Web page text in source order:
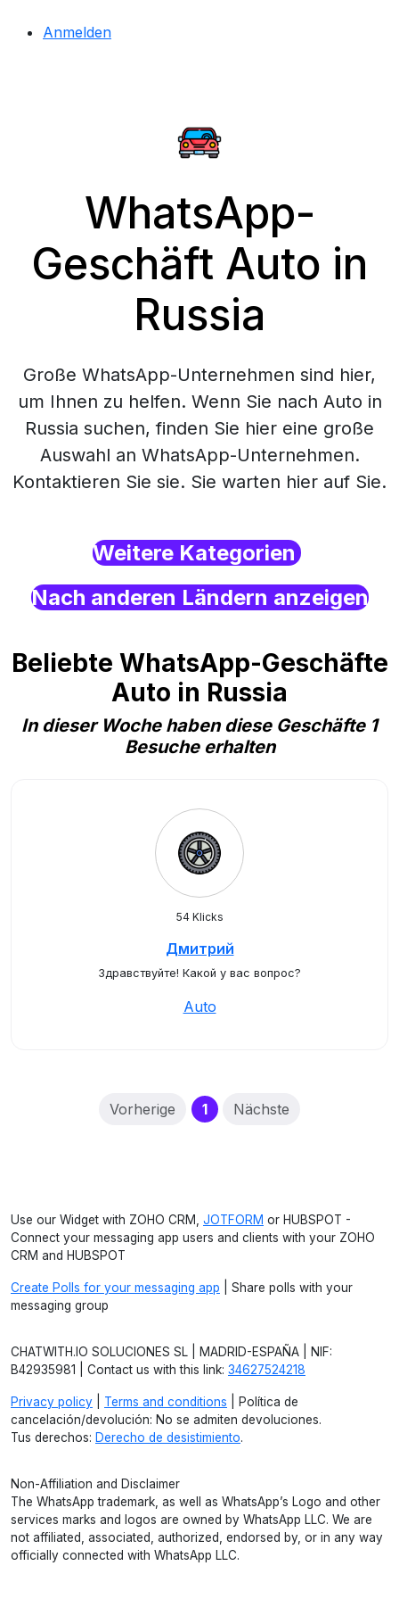
Anmelden
WhatsApp-
Geschäft Auto in
Russia
Große WhatsApp-Unternehmen sind hier,
um Ihnen zu helfen. Wenn Sie nach Auto in
Russia suchen, finden Sie hier eine große
Auswahl an WhatsApp-Unternehmen.
Kontaktieren Sie sie. Sie warten hier auf Sie.
Weitere Kategorien
Nach anderen Ländern anzeigen
Beliebte WhatsApp-Geschäfte
Auto in Russia
In dieser Woche haben diese Geschäfte 1
Besuche erhalten
54 Klicks
Дмитрий
Здравствуйте! Какой у вас вопрос?
Auto
Vorherige 1(current)
Nächste
Use our Widget with ZOHO CRM, JOTFORM or HUBSPOT -
Connect your messaging app users and clients with your ZOHO
CRM and HUBSPOT
Create Polls for your messaging app | Share polls with your
messaging group
CHATWITH.IO SOLUCIONES SL | MADRID-ESPAÑA | NIF:
B42935981 | Contact us with this link: 34627524218
Privacy policy Terms and conditions | Política de
cancelación/devolución: No se admiten devoluciones.
Tus derechos: Derecho de desistimiento.
Non-Affiliation and Disclaimer
The WhatsApp trademark, as well as WhatsApp’s Logo and other
services marks and logos are owned by WhatsApp LLC. We are
not affiliated, associated, authorized, endorsed by, or in any way
officially connected with WhatsApp LLC.